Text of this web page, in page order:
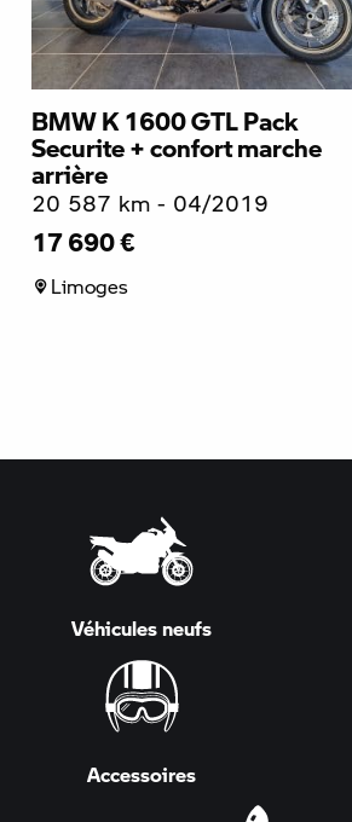
BMW K 1600 GTL Pack
Securite + confort marche
arrière
20 587 km - 04/2019
17 690 €
Limoges
Véhicules neufs
Accessoires